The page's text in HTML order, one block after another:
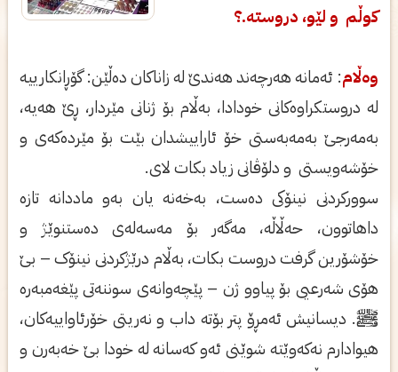
کوڵم و لێو، دروستە.؟
وەڵام: ئەمانە هەرچەند هەندێ لە زاناکان دەڵێن: گۆڕانکارییە
لە دروستکراوەکانی خودادا، بەڵام بۆ ژنانی مێردار، ڕێ هەیە،
بەمەرجێ بەمەبەستی خۆ ئاراییشدان بێت بۆ مێردەکەی و
خۆشەویستی و دلۆڤانی زیاد بکات لای.
سوورکردنی نینۆکی دەست، بەخەنە یان بەو ماددانە تازە
داهاتوون، حەڵاڵە، مەگەر بۆ مەسەلەی دەستنوێژ و
خۆشۆرین گرفت دروست بکات، بەڵام درێژکردنی نینۆک – بێ
هۆی شەرعیی بۆ پیاوو ژن – پێچەوانەی سوننەتی پێغەمبەرە
ﷺ. دیسانیش ئەمڕۆ پتر بۆتە داب و نەریتی خۆرئاواییەکان،
هیوادارم نەکەوێتە شوێنی ئەو کەسانە لە خودا بێ خەبەرن و